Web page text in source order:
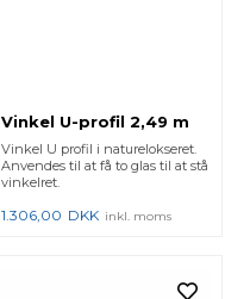
Vinkel U-profil 2,49 m
Vinkel U profil i naturelokseret.
Anvendes til at få to glas til at stå
vinkelret.
1.306,00 DKK inkl. moms